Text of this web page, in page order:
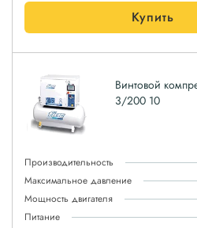
Купить
Винтовой
3/200 10
Производительность
Максимальное давление
Мощность двигателя
Питание